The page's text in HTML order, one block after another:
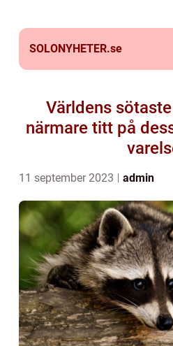
SOLONYHETER.se
Världens
närmare titt på
11 september 2023 admin